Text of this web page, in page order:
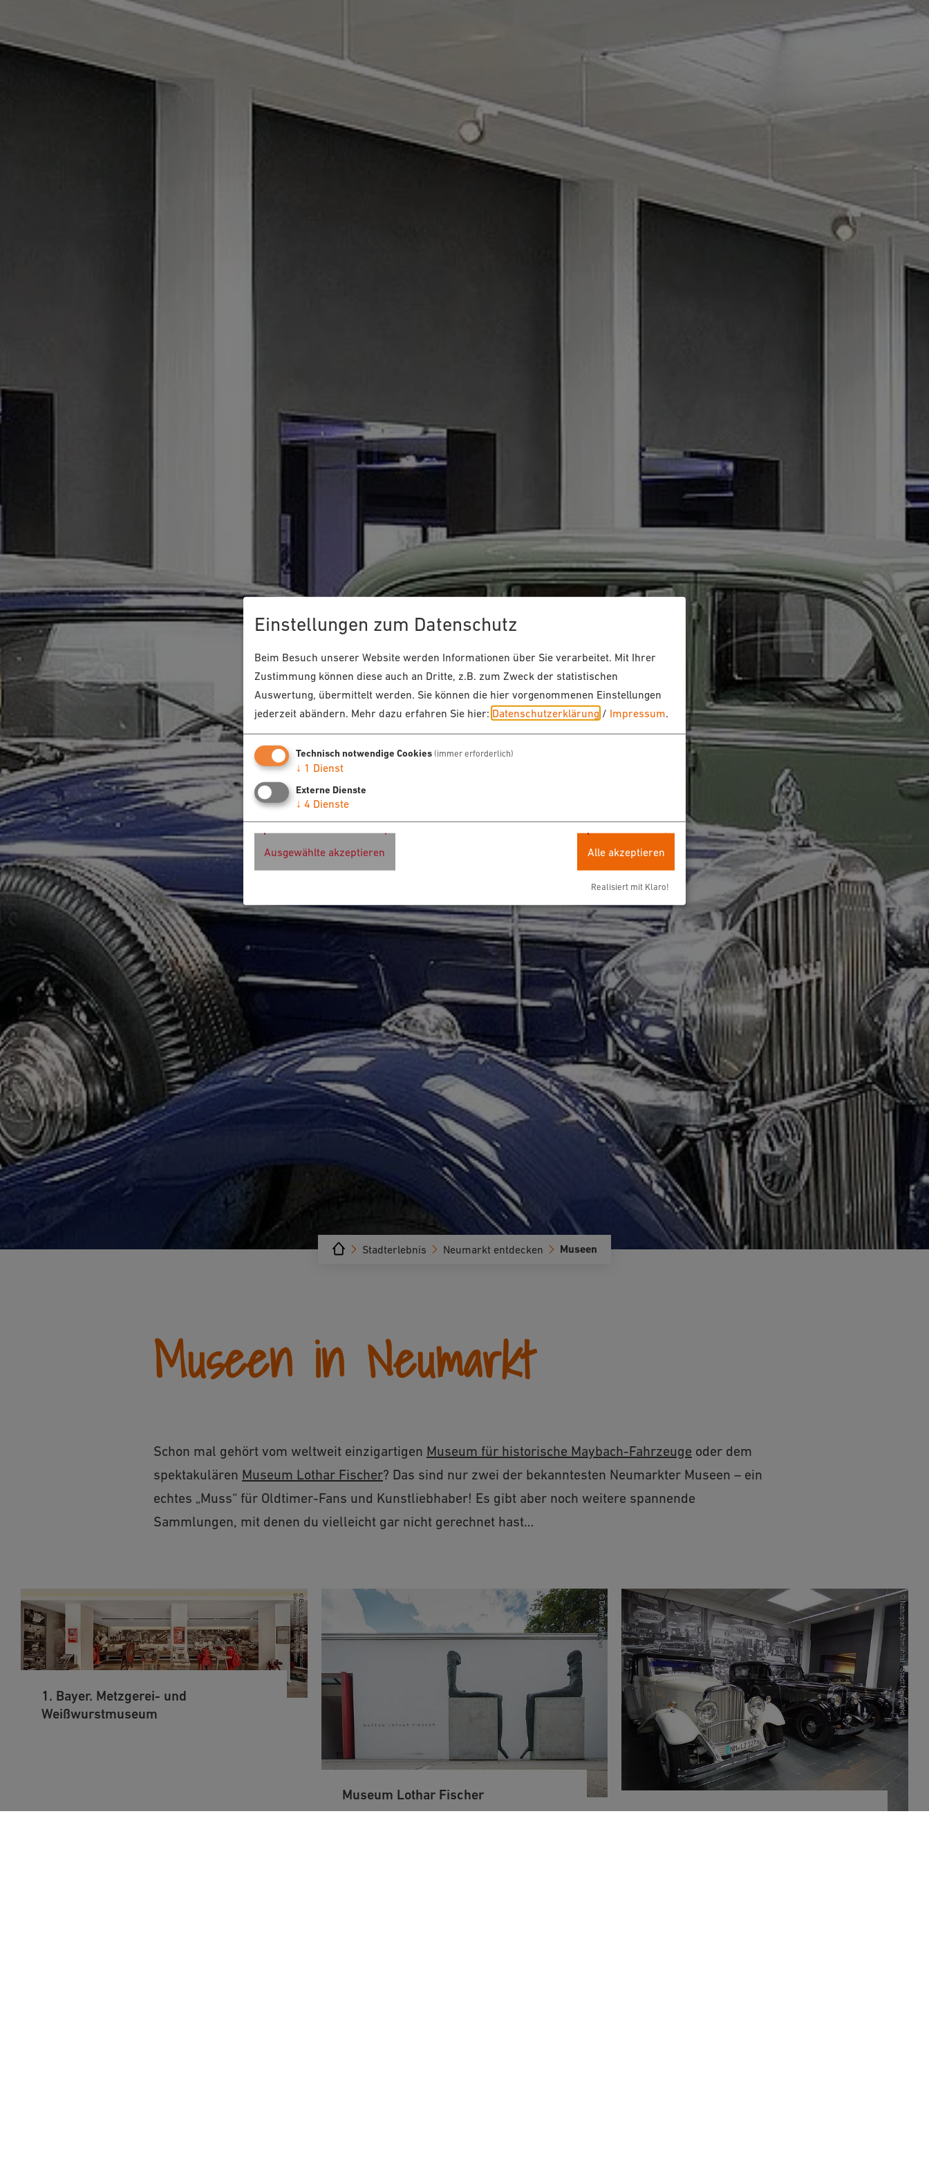
Museen
Neumarkt entdecken
Stadterlebnis
Museen in Neumarkt
Schon mal gehört vom weltweit einzigartigen Museum für historische Maybach-Fahrzeuge oder dem
spektakulären Museum Lothar Fischer? Das sind nur zwei der bekanntesten Neumarkter Museen – ein
echtes „Muss“ für Oldtimer-Fans und Kunstliebhaber! Es gibt aber noch weitere spannende
Sammlungen, mit denen du vielleicht gar nicht gerechnet hast…
1. Bayer. Metzgerei- und
Weißwurstmuseum
Museum Lothar Fischer
Museum für historische Maybach-
Einstellungen zum Datenschutz
Beim Besuch unserer Website werden Informationen über Sie verarbeitet. Mit Ihrer
Zustimmung können diese auch an Dritte, z.B. zum Zweck der statistischen
Auswertung, übermittelt werden. Sie können die hier vorgenommenen Einstellungen
jederzeit abändern. Mehr dazu erfahren Sie hier: Datenschutzerklärung / Impressum
Technisch notwendige Cookies (immer erforderlich)
↓ 1 Dienst
Externe Dienste
↓ 4 Dienste
Ausgewählte akzeptieren Alle akzeptieren
Realisiert mit Klaro!